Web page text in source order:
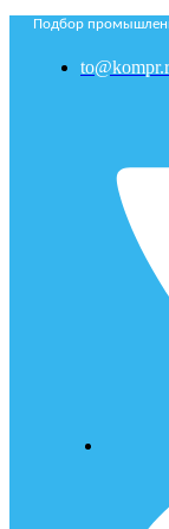
Подбор